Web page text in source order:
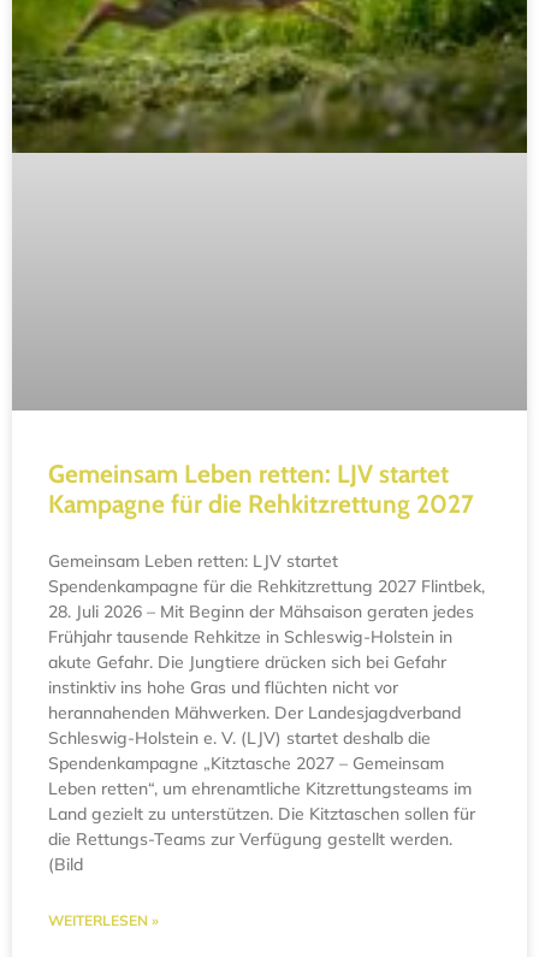
Gemeinsam Leben retten: LJV startet
Kampagne für die Rehkitzrettung 2027
Gemeinsam Leben retten: LJV startet
Spendenkampagne für die Rehkitzrettung 2027 Flintbek,
28. Juli 2026 – Mit Beginn der Mähsaison geraten jedes
Frühjahr tausende Rehkitze in Schleswig-Holstein in
akute Gefahr. Die Jungtiere drücken sich bei Gefahr
instinktiv ins hohe Gras und flüchten nicht vor
herannahenden Mähwerken. Der Landesjagdverband
Schleswig-Holstein e. V. (LJV) startet deshalb die
Spendenkampagne „Kitztasche 2027 – Gemeinsam
Leben retten“, um ehrenamtliche Kitzrettungsteams im
Land gezielt zu unterstützen. Die Kitztaschen sollen für
die Rettungs-Teams zur Verfügung gestellt werden.
(Bild
WEITERLESEN »